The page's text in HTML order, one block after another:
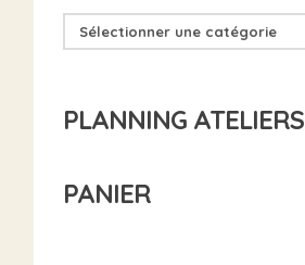
PLANNING ATELIERS
PANIER